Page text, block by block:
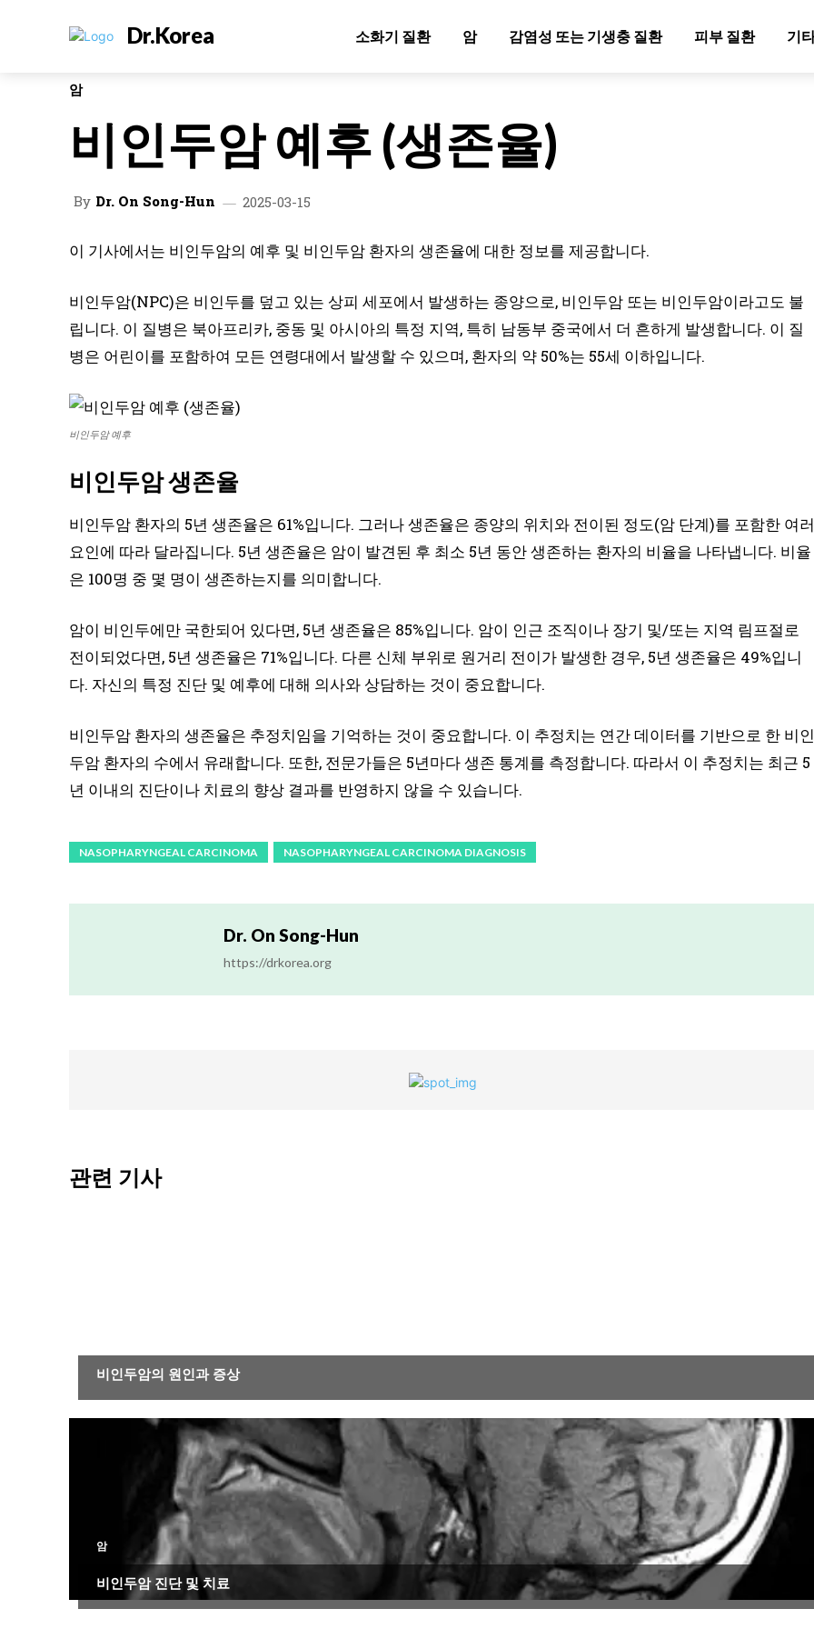
Dr.Korea 소화기 질환 암 감염성 또는 기생충 질환 피부 질환 기
암
비인두암 예후 (생존율)
By Dr. On Song-Hun 2025-03-15
이 기사에서는 비인두암의 예후 및 비인두암 환자의 생존율에 대한 정보를 제공합니다.
비인두암(NPC)은 비인두를 덮고 있는 상피 세포에서 발생하는 종양으로, 비인두암 또는 비인두암이라고도 불
립니다. 이 질병은 북아프리카, 중동 및 아시아의 특정 지역, 특히 남동부 중국에서 더 흔하게 발생합니다. 이 질
병은 어린이를 포함하여 모든 연령대에서 발생할 수 있으며, 환자의 약 50%는 55세 이하입니다.
비인두암 예후
비인두암 생존율
비인두암 환자의 5년 생존율은 61%입니다. 그러나 생존율은 종양의 위치와 전이된 정도(암 단계)를 포함한 여러
요인에 따라 달라집니다. 5년 생존율은 암이 발견된 후 최소 5년 동안 생존하는 환자의 비율을 나타냅니다. 비율
은 100명 중 몇 명이 생존하는지를 의미합니다.
암이 비인두에만 국한되어 있다면, 5년 생존율은 85%입니다. 암이 인근 조직이나 장기 및/또는 지역 림프절로
전이되었다면, 5년 생존율은 71%입니다. 다른 신체 부위로 원거리 전이가 발생한 경우, 5년 생존율은 49%입니
다. 자신의 특정 진단 및 예후에 대해 의사와 상담하는 것이 중요합니다.
비인두암 환자의 생존율은 추정치임을 기억하는 것이 중요합니다. 이 추정치는 연간 데이터를 기반으로 한 비인
두암 환자의 수에서 유래합니다. 또한, 전문가들은 5년마다 생존 통계를 측정합니다. 따라서 이 추정치는 최근 5
년 이내의 진단이나 치료의 향상 결과를 반영하지 않을 수 있습니다.
NASOPHARYNGEAL CARCINOMA NASOPHARYNGEAL CARCINOMA DIAGNOSIS
Dr. On Song-Hun
https://drkorea.org
관련 기사
비인두암의 원인과 증상
암
비인두암 진단 및 치료